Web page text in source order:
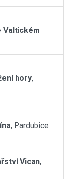
Valtickém
hory,
, Pardubice
Vican,